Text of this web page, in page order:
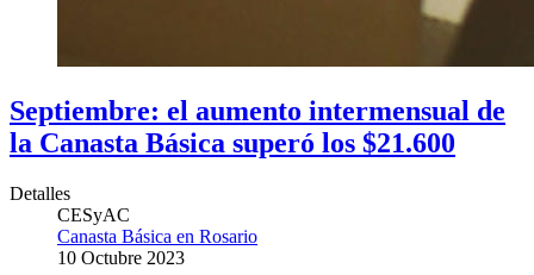
Septiembre: el aumento intermensual de
la Canasta Básica superó los $21.600
Detalles
CESyAC
Canasta Básica en Rosario
10 Octubre 2023